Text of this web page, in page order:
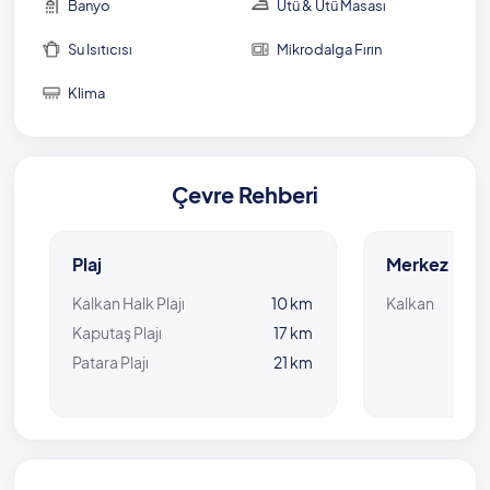
Banyo Ütü & Ütü Masası
Su Isıtıcısı Mikrodalga Fırın
Klima
Çevre Rehberi
Plaj
Kalkan Halk Plajı
10 km
Kaputaş Plajı
17 km
Patara Plajı
21 km
Merkez
Kalkan